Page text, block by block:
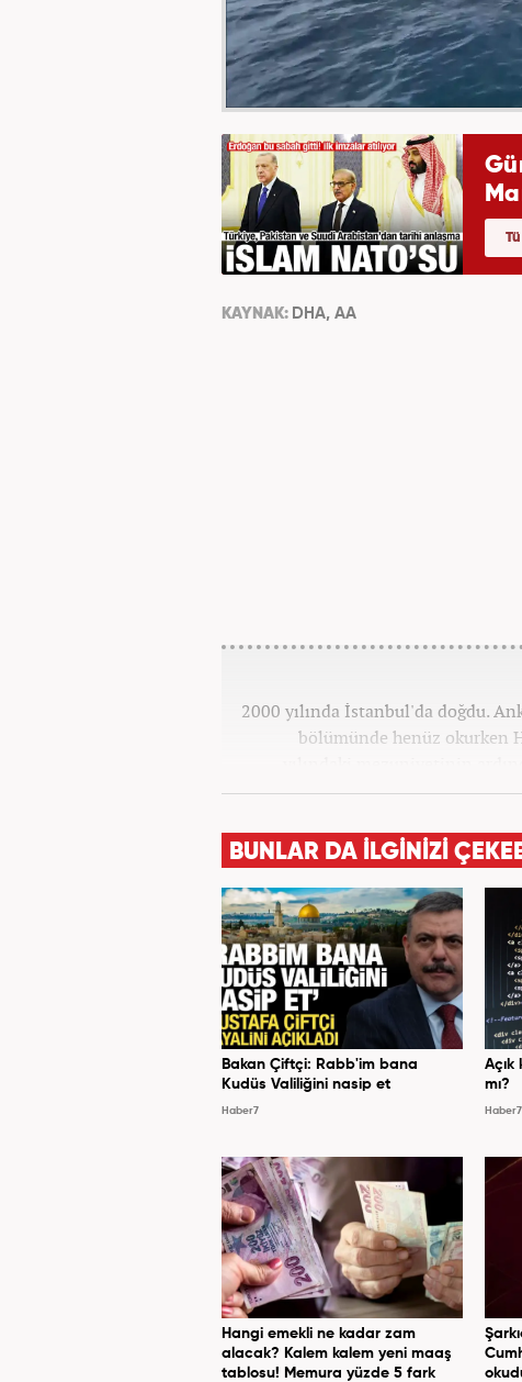
KAYNAK: DHA, AA
2000 yılında İstanbul'da doğdu.
bölümünde henüz okurken
yılındaki mezuniyetinin
görev aldı. 2024 yılının
BUNLAR DA İLGİNİZİ
Bakan Çiftçi: Rabb'im bana
Kudüs Valiliğini nasip et
Haber7
Açık
mı?
Haber7
Hangi emekli ne kadar zam
alacak? Kalem kalem yeni maaş
tablosu! Memura yüzde 5 fark